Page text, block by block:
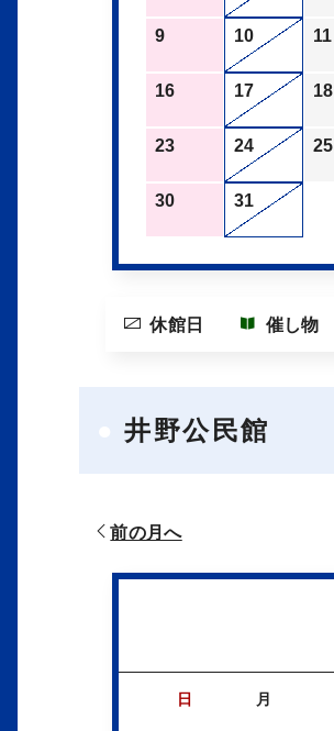
9 10 11
16 17 18
23 24 25
30 31
休館日 催し物
井野公民館
前の月へ
日 月